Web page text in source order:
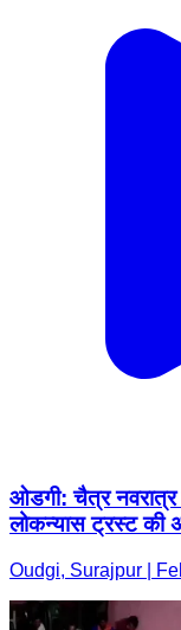
ओडगी: चैत्र नवरात्र
लोकन्यास ट्रस्ट की
Oudgi, Surajpur |